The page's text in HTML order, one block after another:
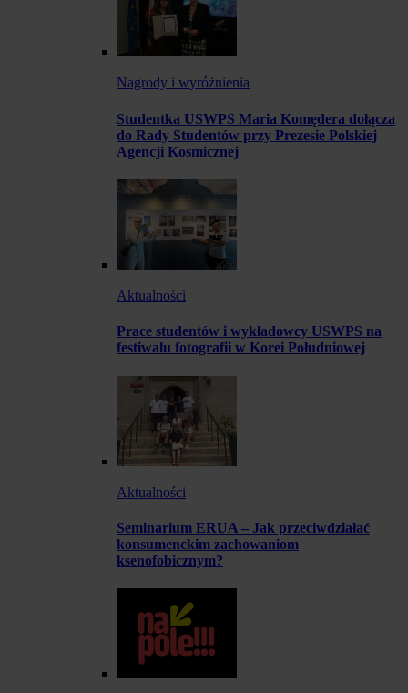
Nagrody i wyróżnienia
Studentka USWPS Maria Komędera dołącza
do Rady Studentów przy Prezesie Polskiej
Agencji Kosmicznej
Aktualności
Prace studentów i wykładowcy USWPS na
festiwalu fotografii w Korei Południowej
Aktualności
Seminarium ERUA – Jak przeciwdziałać
konsumenckim zachowaniom
ksenofobicznym?